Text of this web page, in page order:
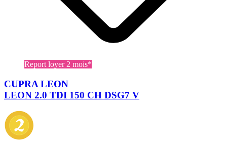
Report loyer 2 mois*
CUPRA LEON
LEON 2.0 TDI 150 CH DSG7 V